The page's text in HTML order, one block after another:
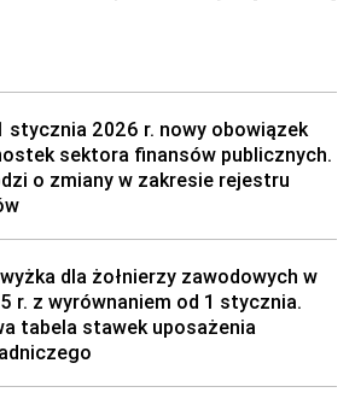
stycznia 2026 r. nowy obowiązek
sektora finansów publicznych.
o zmiany w zakresie rejestru
dla żołnierzy zawodowych w
r. z wyrównaniem od 1 stycznia.
tabela stawek uposażenia